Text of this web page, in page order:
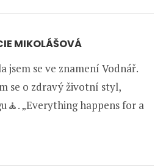
MIKOLÁŠOVÁ
jsem se ve znamení Vodnář.
se o zdravý životní styl,
„Everything happens for a